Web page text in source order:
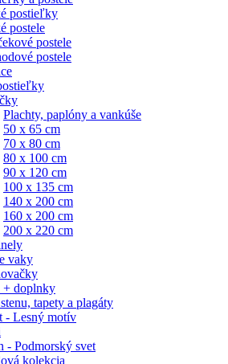
postieľky
postele
postele
postele
Plachty, paplóny a vankúše
50 x 65 cm
70 x 80 cm
80 x 100 cm
90 x 120 cm
100 x 135 cm
140 x 200 cm
160 x 200 cm
200 x 220 cm
vaky
+ doplnky
tapety a plagáty
- Lesný motív
- Podmorský svet
kolekcia